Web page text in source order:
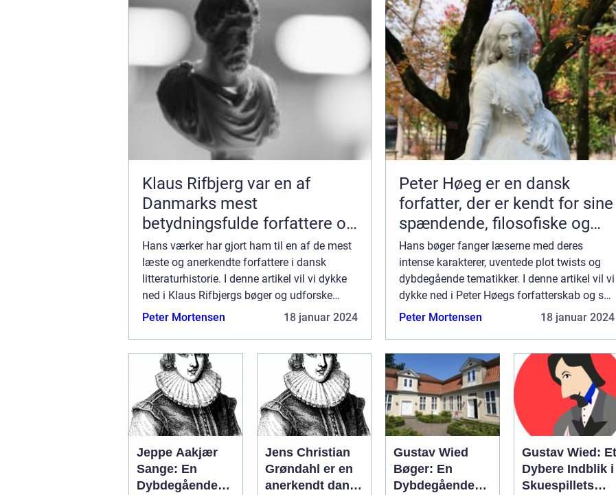
Klaus Rifbjerg var en af
Danmarks mest
betydningsfulde forfattere og
forfatter til en lang række
bøger, der spænder over
forskellige genrer og temaer
Hans værker har gjort ham til en af de mest
læste og anerkendte forfattere i dansk
litteraturhistorie. I denne artikel vil vi dykke
ned i Klaus Rifbjergs bøger og udforske
deres betydning samt den historiske
Peter Mortensen 18 januar 2024
Peter Høeg er en dansk
forfatter, der er kendt for sine
spændende, filosofiske og
litterært komplekse romaner
Hans bøger fanger læserne med deres
intense karakterer, uventede plot twists og
dybdegående tematikker. I denne artikel vil vi
dykke ned i Peter Høegs forfatterskab og se
på, hvordan hans bøger har udviklet sig over
Peter Mortensen 18 januar 2024
Jeppe Aakjær
Sange: En
Dybdegående
Jens Christian
Grøndahl er en
anerkendt dansk
Gustav Wied
Bøger: En
Dybdegående
Gustav Wied: Et
Dybere Indblik i
Skuespillets